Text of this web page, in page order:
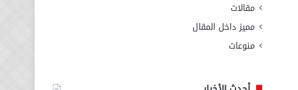
مقالات
مميز داخل المقال
منوعات